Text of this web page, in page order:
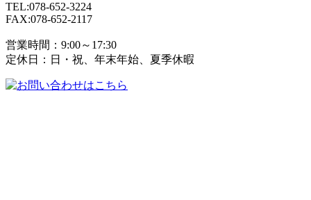
TEL:078-652-3224
FAX:078-652-2117
営業時間：9:00～17:30
定休日：日・祝、年末年始、夏季休暇